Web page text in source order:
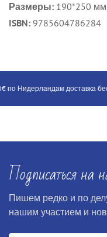
Размеры: 190*250 мм
ISBN: 9785604786284
Нидерландам доставка
Подписаться на
Пишем редко и по
нашим участием и